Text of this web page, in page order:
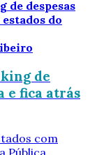
de
e fica atrás
com
Pública